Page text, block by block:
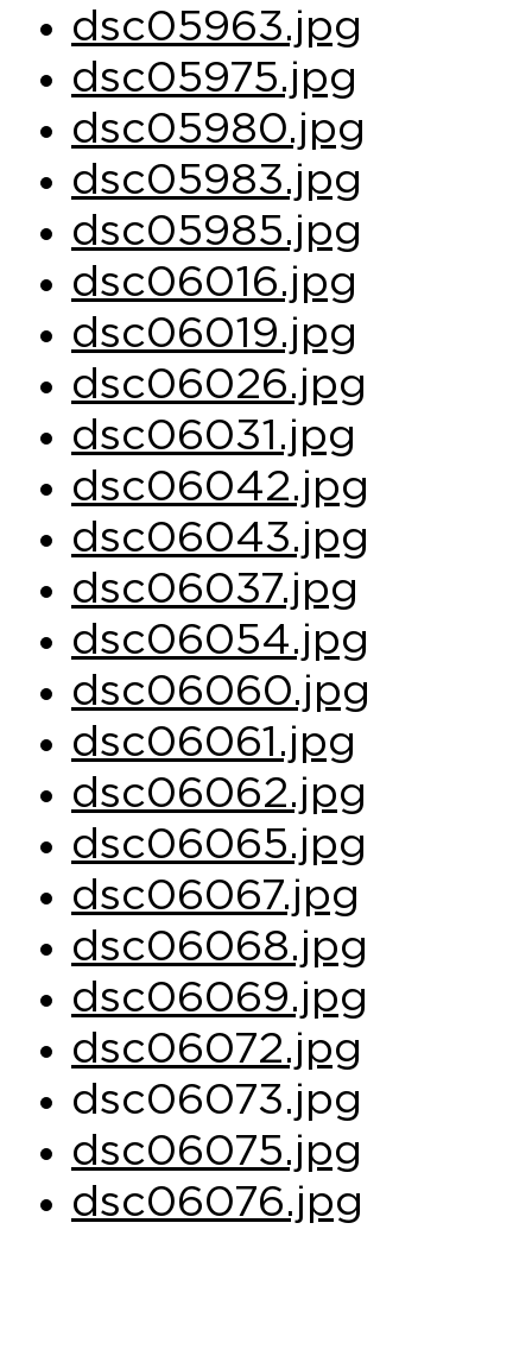
dsc05963.jpg
dsc05975.jpg
dsc05980.jpg
dsc05983.jpg
dsc05985.jpg
dsc06016.jpg
dsc06019.jpg
dsc06026.jpg
dsc06031.jpg
dsc06042.jpg
dsc06043.jpg
dsc06037.jpg
dsc06054.jpg
dsc06060.jpg
dsc06061.jpg
dsc06062.jpg
dsc06065.jpg
dsc06067.jpg
dsc06068.jpg
dsc06069.jpg
dsc06072.jpg
dsc06073.jpg
dsc06075.jpg
dsc06076.jpg